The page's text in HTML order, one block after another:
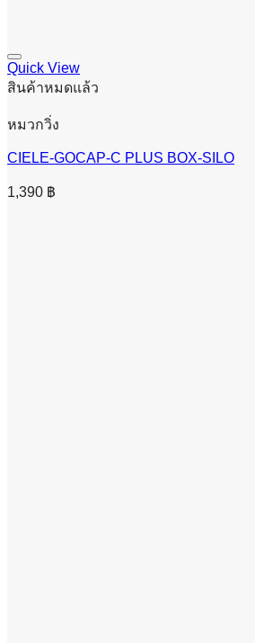
Quick View
สินค้าหมดแล้ว
หมวกวิ่ง
CIELE-GOCAP-C PLUS BOX-SILO
1,390 ฿